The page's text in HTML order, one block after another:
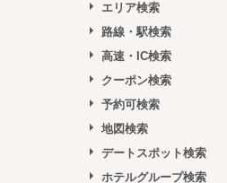
エリア検索
路線・駅検索
高速・IC検索
クーポン検索
予約可検索
地図検索
デートスポット検索
ホテルグループ検索